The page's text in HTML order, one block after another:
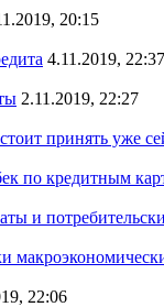
20:15
4.11.2019, 22:37
2.11.2019, 22:27
принять уже
по кредитным
и
22:06